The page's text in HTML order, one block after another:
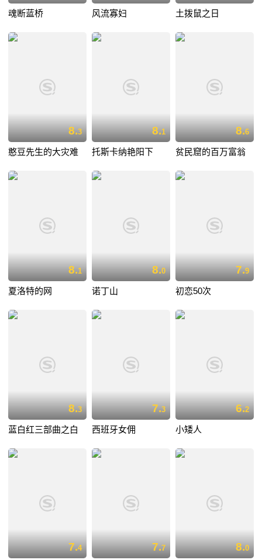
魂断蓝桥 风流寡妇 土拨鼠之日
8.3
憨豆先生的大灾难
8.1
托斯卡纳艳阳下
8.6
贫民窟的百万富翁
8.1
夏洛特的网
8.0
诺丁山
7.9
初恋50次
8.3
蓝白红三部曲之白
7.3
西班牙女佣
6.2
小矮人
7.4 7.7 8.0